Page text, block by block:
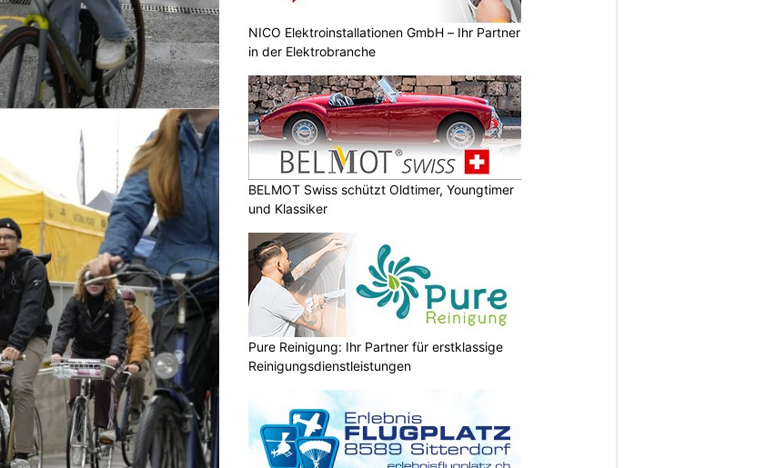
NICO Elektroinstallationen GmbH – Ihr Partner
in der Elektrobranche
BELMOT Swiss schützt Oldtimer, Youngtimer
und Klassiker
Pure Reinigung: Ihr Partner für erstklassige
Reinigungsdienstleistungen